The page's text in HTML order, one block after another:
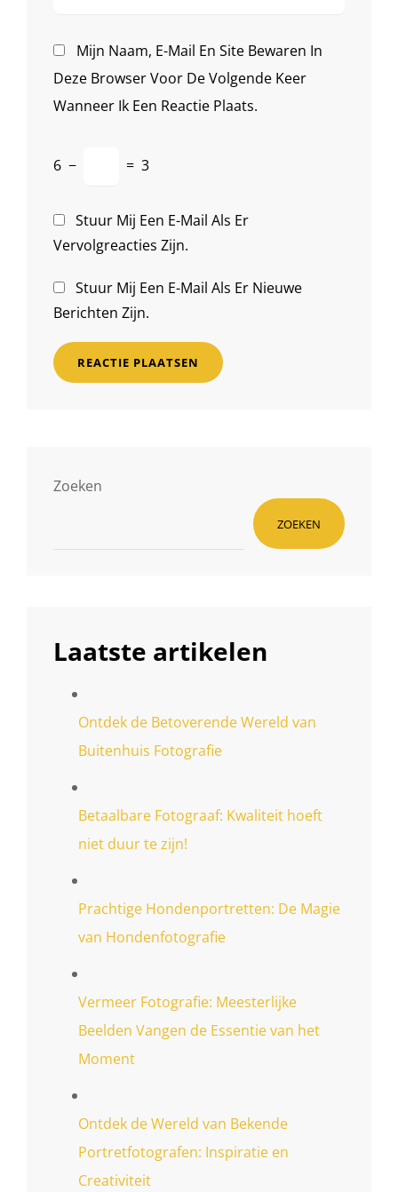
Mijn Naam, E-Mail En Site Bewaren In
Deze Browser Voor De Volgende Keer
Wanneer Ik Een Reactie Plaats.
6 − = 3
Stuur Mij Een E-Mail Als Er
Vervolgreacties Zijn.
Stuur Mij Een E-Mail Als Er Nieuwe
Berichten Zijn.
Zoeken
ZOEKEN
Laatste artikelen
Ontdek de Betoverende Wereld van
Buitenhuis Fotografie
Betaalbare Fotograaf: Kwaliteit hoeft
niet duur te zijn!
Prachtige Hondenportretten: De Magie
van Hondenfotografie
Vermeer Fotografie: Meesterlijke
Beelden Vangen de Essentie van het
Moment
Ontdek de Wereld van Bekende
Portretfotografen: Inspiratie en
Creativiteit